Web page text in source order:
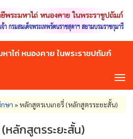
าไถ่ หนองคาย ในพระราชปถัมภ์
ษา »หลักสูตรเบเกอรี่ (หลักสูตรระยะสั้น)
หลักสูตรระยะสั้น)